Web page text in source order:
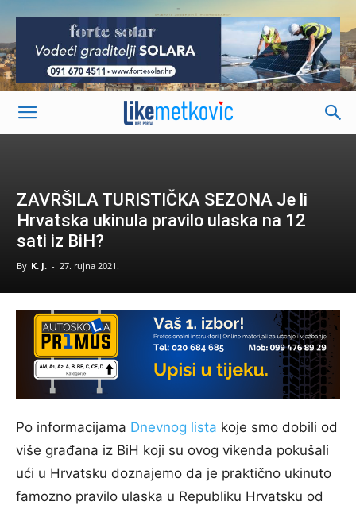
-
ZAVRŠILA TURISTIČKA SEZONA Je li
Hrvatska ukinula pravilo ulaska na 12
sati iz BiH?
By K. J. - 27. rujna 2021.
Po informacijama Dnevnog lista koje smo dobili od
više građana iz BiH koji su ovog vikenda pokušali
ući u Hrvatsku doznajemo da je praktično ukinuto
famozno pravilo ulaska u Republiku Hrvatsku od